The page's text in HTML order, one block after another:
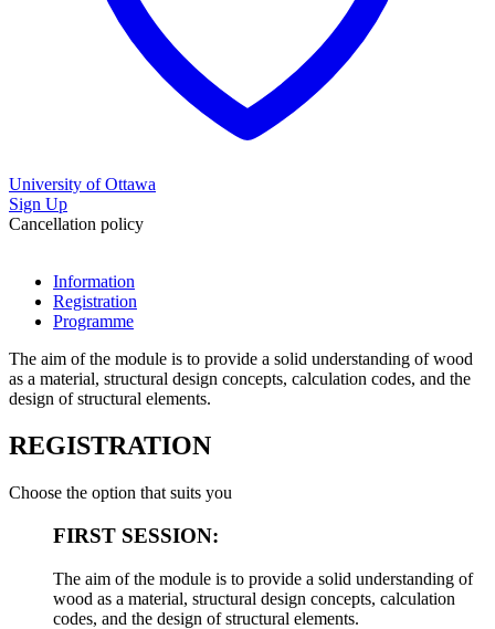
University of Ottawa
Sign Up
Cancellation policy
Information
Registration
Programme
The aim of the module is to provide a solid understanding of wood
as a material, structural design concepts, calculation codes, and the
design of structural elements.
REGISTRATION
Choose the option that suits you
FIRST SESSION:
The aim of the module is to provide a solid understanding of
wood as a material, structural design concepts, calculation
codes, and the design of structural elements.